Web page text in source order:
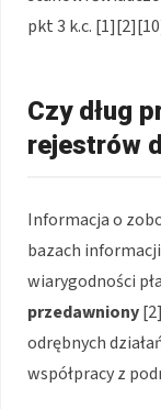
pkt 3 k.c.
Czy dług
rejestrów
Informacja o
bazach
wiarygodności
przedawniony
odrębnych
współpracy z